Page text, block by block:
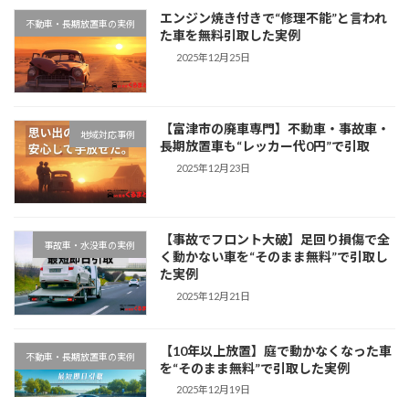
不動車・長期放置車の実例
エンジン焼き付きで“修理不能”と言われ
た車を無料引取した実例
2025年12月25日
地域対応事例
【富津市の廃車専門】不動車・事故車・
長期放置車も“レッカー代0円”で引取
2025年12月23日
事故車・水没車の実例
【事故でフロント大破】足回り損傷で全
く動かない車を“そのまま無料”で引取し
た実例
2025年12月21日
不動車・長期放置車の実例
【10年以上放置】庭で動かなくなった車
を“そのまま無料”で引取した実例
2025年12月19日